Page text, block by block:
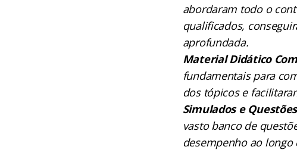
abordaram todo o
qualificados,
aprofundada.
Material Didático
fundamentais para
dos tópicos e
Simulados e
vasto banco de
desempenho ao